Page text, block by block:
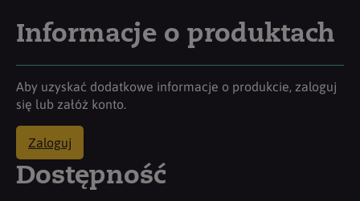
Informacje o produktach
Aby uzyskać dodatkowe informacje o produkcie, zaloguj
się lub załóż konto.
Zaloguj
Dostępność